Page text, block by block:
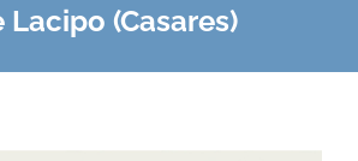
(Casares)